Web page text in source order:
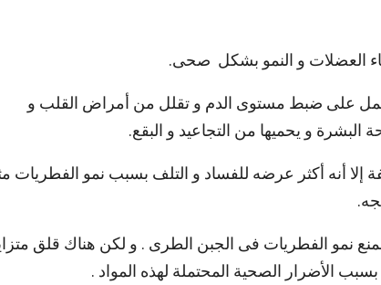
العضلات و النمو بشكل صحى.
تعمل على ضبط مستوى الدم و تقلل من أمراض القلب و
و يحميها من التجاعيد و البقع.
إلا أنه أكثر عرضه للفساد و التلف بسبب نمو الفطريات
نمو الفطريات فى الجبن الطرى . و لكن هناك قلق
الأضرار الصحية المحتملة لهذه المواد .